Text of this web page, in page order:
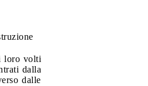
loro volti
dalla
dalle